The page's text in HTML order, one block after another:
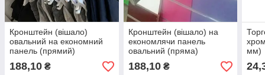
Кронштейн (вішало)
овальний на економний
панель (прямий)
188,10 ₴
Кронштейн (вішало) на
економлячи панель
овальний (пряма)
188,10₴
мм)